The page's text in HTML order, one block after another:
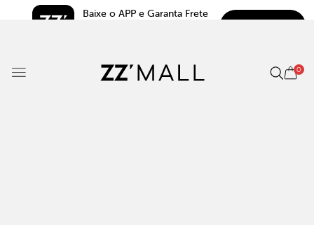
Baixe o APP e Garanta Frete
0